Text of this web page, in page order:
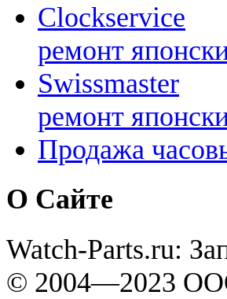
Clockservice
ремонт
Swissmaster
ремонт
Продажа
О Сайте
Watch-Parts.ru:
© 2004—2023